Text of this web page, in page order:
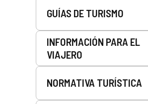
GUÍAS DE TURISMO
INFORMACIÓN PARA EL
VIAJERO
NORMATIVA TURÍSTICA